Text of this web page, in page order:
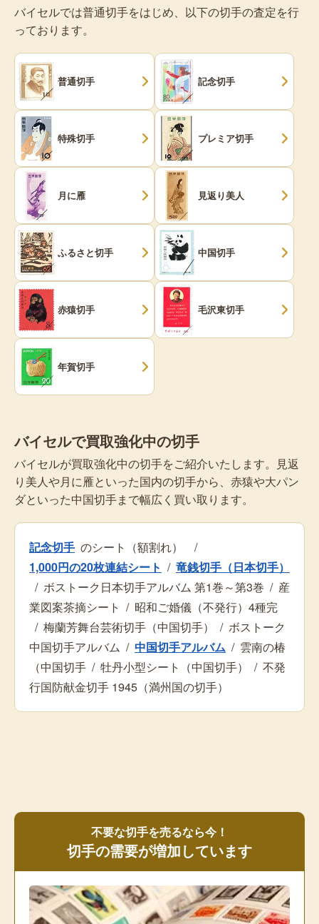
バイセルでは普通切手をはじめ、以下の切手の査定を行
っております。
普通切手 記念切手
特殊切手 プレミア切手
月に雁 見返り美人
ふるさと切手 中国切手
赤猿切手 毛沢東切手
年賀切手
バイセルで買取強化中の切手
バイセルが買取強化中の切手をご紹介いたします。見返
り美人や月に雁といった国内の切手から、赤猿や大パン
ダといった中国切手まで幅広く買い取ります。
記念切手 のシート（額割れ）
/
1,000円の20枚連結シート / 竜銭切手（日本切手）
/ ボストーク日本切手アルバム 第1巻～第3巻 / 産
業図案茶摘シート / 昭和ご婚儀（不発行）4種完
/ 梅蘭芳舞台芸術切手（中国切手） / ボストーク
中国切手アルバム / 中国切手アルバム / 雲南の椿
（中国切手 / 牡丹小型シート（中国切手） / 不発
行国防献金切手 1945（満州国の切手）
不要な切手を売るなら今！
切手の需要が増加しています